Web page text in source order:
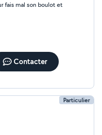
fais mal son boulot et
Contacter
Particulier